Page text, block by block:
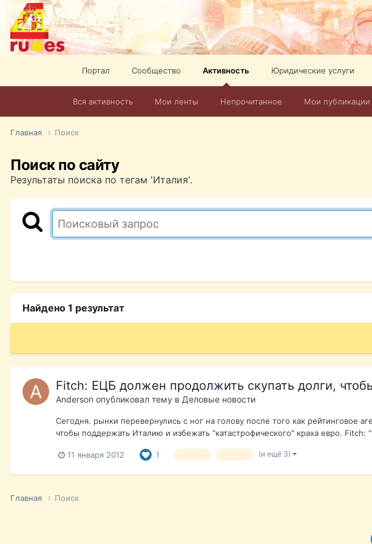
Портал Сообщество Активность
Вся активность Мои ленты Непрочитанное Мои публикации
Юридические услуги
Главная Поиск
Поиск по сайту
Результаты поиска по тегам 'Италия'.
Найдено 1 результат
Fitch: ЕЦБ должен продолжить скупать долги,
Anderson опубликовал тему в Деловые новости
Сегодня. рынки перевернулись с ног на голову после того как рейтинговое
чтобы поддержать Италию и избежать "катастрофического" краха евро. Fitch:
11 января 2012 1 (и ещё 3)
Главная Поиск